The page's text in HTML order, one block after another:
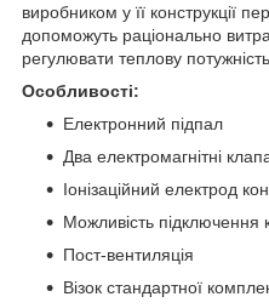
виробником у її конструкції
допоможуть раціонально
регулювати теплову потужність.
Особливості:
Електронний підпал
Два електромагнітні
Іонізаційний електрод
Можливість підключення
Пост-вентиляція
Візок стандартної